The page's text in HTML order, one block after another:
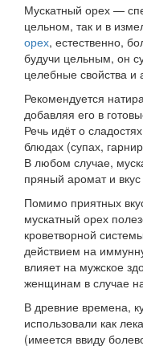
Мускатный орех —
цельном, так и в
орех, естественно,
будучи цельным, он
целебные свойства и
Рекомендуется
добавляя его в
Речь идёт о
блюдах (супах,
В любом случае,
пряный аромат и
Помимо приятных
мускатный орех
кроветворной
действием на
влияет на мужское
женщинам в случае
В древние времена,
использовали как
(имеется ввиду